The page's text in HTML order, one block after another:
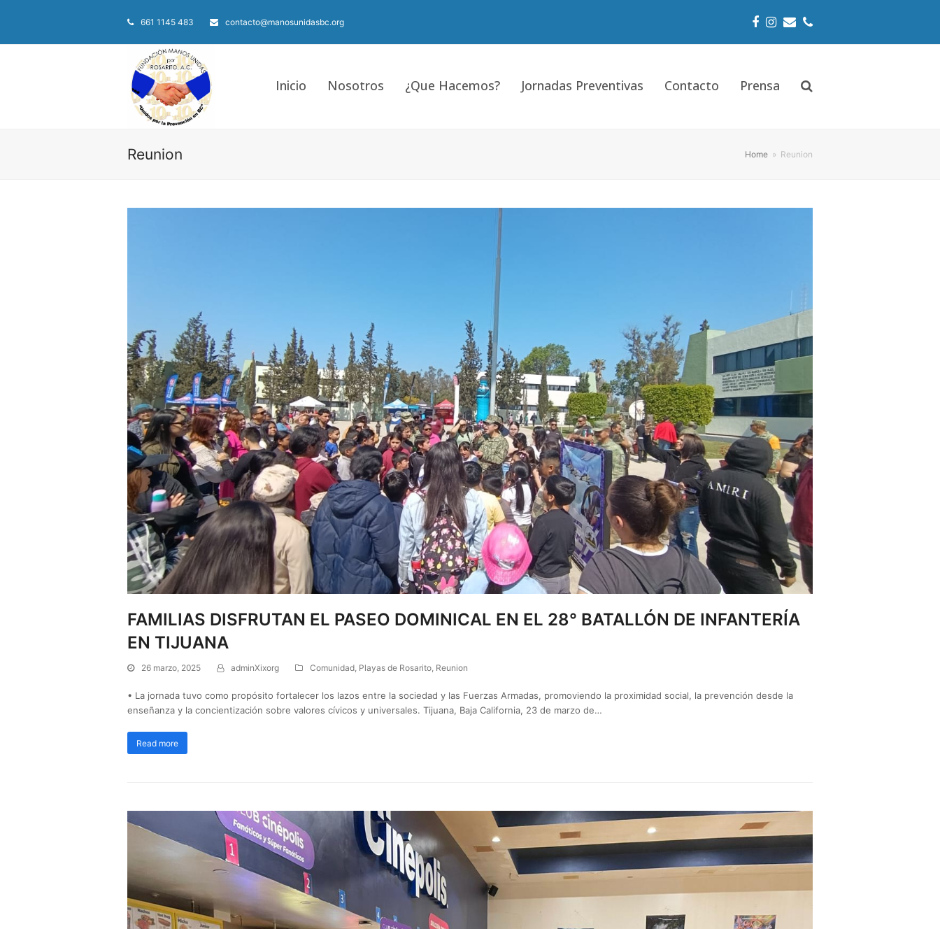
661 1145 483 contacto@manosunidasbc.org Facebook
Instagram
EmailPhone
Inicio Nosotros ¿Que Hacemos? Jornadas Preventivas Contacto Prensa
Reunion Home » Reunion
FAMILIAS DISFRUTAN EL PASEO DOMINICAL EN EL 28° BATALLÓN DE INFANTERÍA
EN TIJUANA
26 marzo, 2025 adminXixorg Comunidad, Playas de Rosarito, Reunion
• La jornada tuvo como propósito fortalecer los lazos entre la sociedad y las Fuerzas Armadas, promoviendo la proximidad social, la prevención desde la
enseñanza y la concientización sobre valores cívicos y universales. Tijuana, Baja California, 23 de marzo de…
Read more